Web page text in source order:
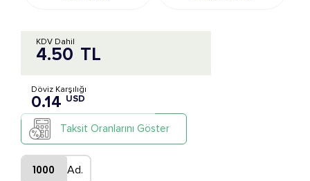
4.50 TL
KDV Dahil
Döviz Karşılığı
0.14 USD
Taksit Oranlarını Göster
Ad.